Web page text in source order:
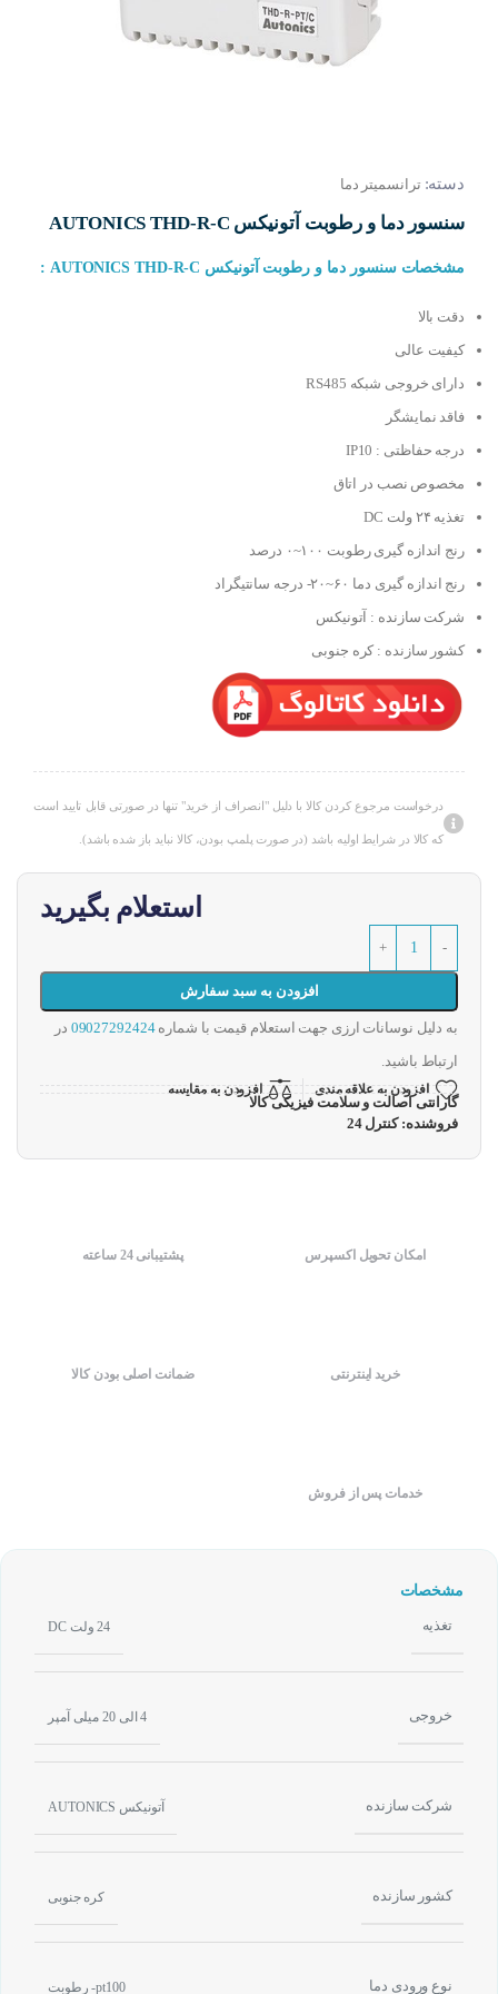
دسته: ترانسمیتر دما
سنسور دما و رطوبت آتونیکس AUTONICS THD-R-C
مشخصات سنسور دما و رطوبت آتونیکس AUTONICS THD-R-C :
دقت بالا
کیفیت عالی
دارای خروجی شبکه RS485
فاقد نمایشگر
درجه حفاظتی : IP10
مخصوص نصب در اتاق
تغذیه ۲۴ ولت DC
رنج اندازه گیری رطوبت ۱۰۰~۰ درصد
رنج اندازه گیری دما ۶۰~۲۰- درجه سانتیگراد
شرکت سازنده : آتونیکس
کشور سازنده : کره جنوبی
درخواست مرجوع کردن کالا با دلیل "انصراف از خرید" تنها در صورتی قابل تایید است
که کالا در شرایط اولیه باشد (در صورت پلمپ بودن، کالا نباید باز شده باشد).
استعلام بگیرید
افزودن به سبد سفارش
به دلیل نوسانات ارزی جهت استعلام قیمت با شماره09027292424 در
ارتباط باشید.
افزودن به علاقه مندی افزودن به مقایسه
گارانتی اصالت و سلامت فیزیکی کالا
فروشنده: کنترل 24
امکان تحویل اکسپرس پشتیبانی 24 ساعته
خرید اینترنتی ضمانت اصلی بودن کالا
خدمات پس از فروش
مشخصات
تغذیه 24 ولت DC
خروجی 4 الی 20 میلی آمپر
شرکت سازنده آتونیکس AUTONICS
کشور سازنده کره جنوبی
نوع ورودی دما pt100- رطوبت